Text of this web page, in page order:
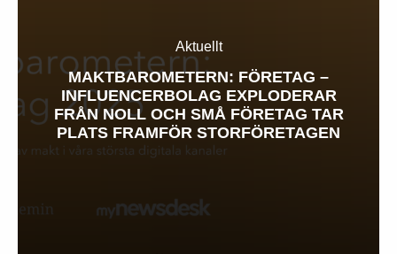
Aktuellt
MAKTBAROMETERN: FÖRETAG –
INFLUENCERBOLAG EXPLODERAR
FRÅN NOLL OCH SMÅ FÖRETAG TAR
PLATS FRAMFÖR STORFÖRETAGEN